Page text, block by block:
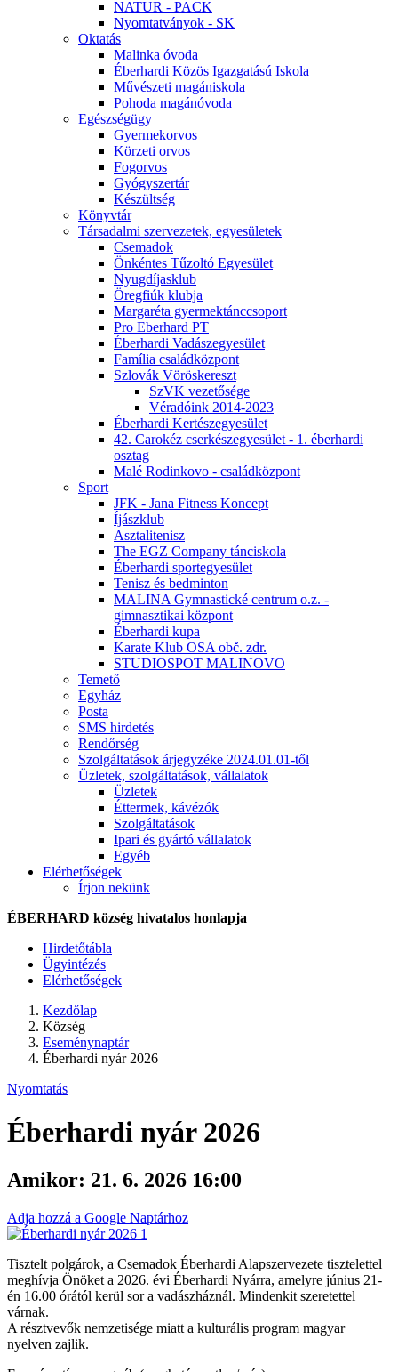
NATUR - PACK
Nyomtatványok - SK
Oktatás
Malinka óvoda
Éberhardi Közös Igazgatású Iskola
Művészeti magániskola
Pohoda magánóvoda
Egészségügy
Gyermekorvos
Körzeti orvos
Fogorvos
Gyógyszertár
Készültség
Könyvtár
Társadalmi szervezetek, egyesületek
Csemadok
Önkéntes Tűzoltó Egyesület
Nyugdíjasklub
Öregfiúk klubja
Margaréta gyermektánccsoport
Pro Eberhard PT
Éberhardi Vadászegyesület
Família családközpont
Szlovák Vöröskereszt
SzVK vezetősége
Véradóink 2014-2023
Éberhardi Kertészegyesület
42. Carokéz cserkészegyesület - 1. éberhardi
osztag
Malé Rodinkovo - családközpont
Sport
JFK - Jana Fitness Koncept
Íjászklub
Asztalitenisz
The EGZ Company tánciskola
Éberhardi sportegyesület
Tenisz és bedminton
MALINA Gymnastické centrum o.z. -
gimnasztikai központ
Éberhardi kupa
Karate Klub OSA obč. zdr.
STUDIOSPOT MALINOVO
Temető
Egyház
Posta
SMS hirdetés
Rendőrség
Szolgáltatások árjegyzéke 2024.01.01-től
Üzletek, szolgáltatások, vállalatok
Üzletek
Éttermek, kávézók
Szolgáltatások
Ipari és gyártó vállalatok
Egyéb
Elérhetőségek
Írjon nekünk
ÉBERHARD község hivatalos honlapja
Hirdetőtábla
Ügyintézés
Elérhetőségek
Kezdőlap
Község
Eseménynaptár
Éberhardi nyár 2026
Nyomtatás
Éberhardi nyár 2026
Amikor: 21. 6. 2026 16:00
Adja hozzá a Google Naptárhoz
Tisztelt polgárok, a Csemadok Éberhardi Alapszervezete tisztelettel
meghívja Önöket a 2026. évi Éberhardi Nyárra, amelyre június 21-
én 16.00 órától kerül sor a vadászháznál. Mindenkit szeretettel
várnak.
A résztvevők nemzetisége miatt a kulturális program magyar
nyelven zajlik.